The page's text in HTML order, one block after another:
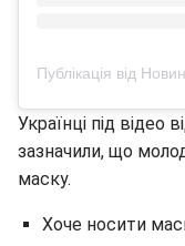
Публікація від
Українці під відео
зазначили, що
маску.
Хоче носити